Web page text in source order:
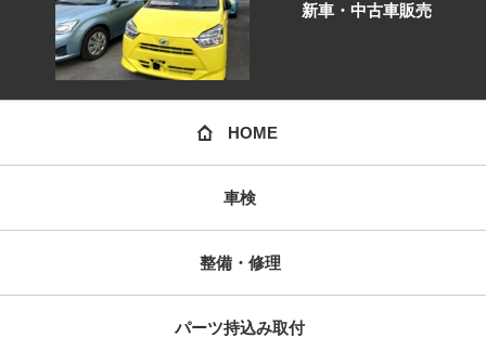
新車・中古車販売
HOME
車検
整備・修理
パーツ持込み取付